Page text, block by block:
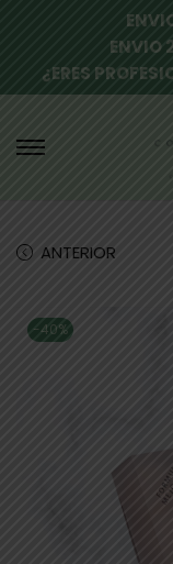
ENVIO
¿ERES
ANTERIOR
-40%